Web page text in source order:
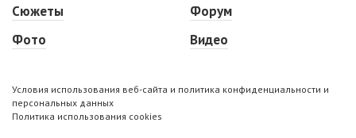
Сюжеты
Фото
Форум
Видео
Условия использования веб-сайта и политика конфиденциальности и
персональных данных
Политика использования cookies